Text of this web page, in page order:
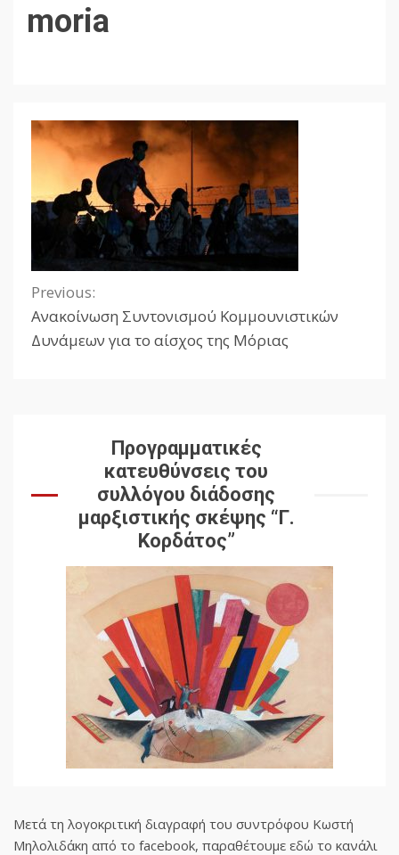
moria
Continue
Reading
Previous:
Aνακοίνωση Συντονισμού Κομμουνιστικών
Δυνάμεων για το αίσχος της Μόριας
Προγραμματικές
κατευθύνσεις του
συλλόγου διάδοσης
μαρξιστικής σκέψης “Γ.
Κορδάτος”
Μετά τη λογοκριτική διαγραφή του συντρόφου Κωστή
Μηλολιδάκη από το facebook, παραθέτουμε εδώ το κανάλι